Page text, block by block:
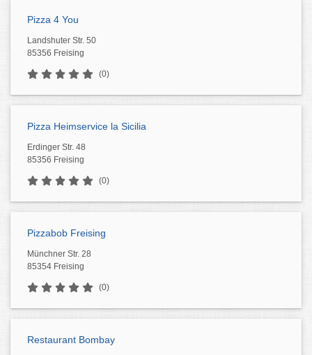
Pizza 4 You
Landshuter Str. 50
85356 Freising
(0)
Pizza Heimservice la Sicilia
Erdinger Str. 48
85356 Freising
(0)
Pizzabob Freising
Münchner Str. 28
85354 Freising
(0)
Restaurant Bombay